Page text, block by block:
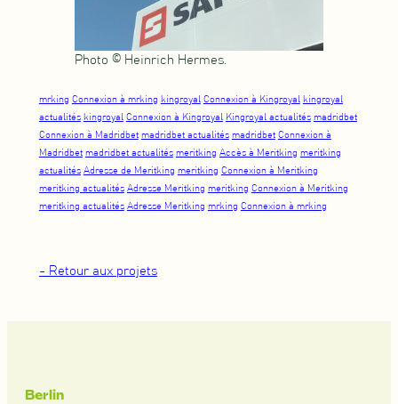
Photo © Heinrich Hermes.
mrking Connexion à mrking kingroyal Connexion à Kingroyal kingroyal
actualités kingroyal Connexion à Kingroyal Kingroyal actualités madridbet
Connexion à Madridbet madridbet actualités madridbet Connexion à
Madridbet madridbet actualités meritking Accès à Meritking meritking
actualités Adresse de Meritking meritking Connexion à Meritking
meritking actualités Adresse Meritking meritking Connexion à Meritking
meritking actualités Adresse Meritking mrking Connexion à mrking
- Retour aux projets
Berlin